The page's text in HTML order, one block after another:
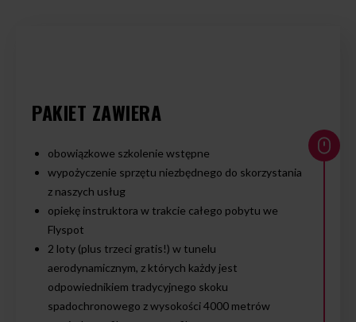
PAKIET ZAWIERA
obowiązkowe szkolenie wstępne
wypożyczenie sprzętu niezbędnego do skorzystania
z naszych usług
opiekę instruktora w trakcie całego pobytu we
Flyspot
2 loty (plus trzeci gratis!) w tunelu
aerodynamicznym, z których każdy jest
odpowiednikiem tradycyjnego skoku
spadochronowego z wysokości 4000 metrów